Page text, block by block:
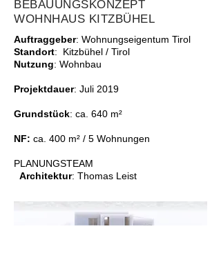
BEBAUUNGSKONZEPT
WOHNHAUS KITZBÜHEL
Auftraggeber: Wohnungseigentum Tirol
Standort: Kitzbühel / Tirol
Nutzung: Wohnbau
Projektdauer: Juli 2019
Grundstück: ca. 640 m²
NF: ca. 400 m² / 5 Wohnungen
PLANUNGSTEAM
Architektur: Thomas Leist